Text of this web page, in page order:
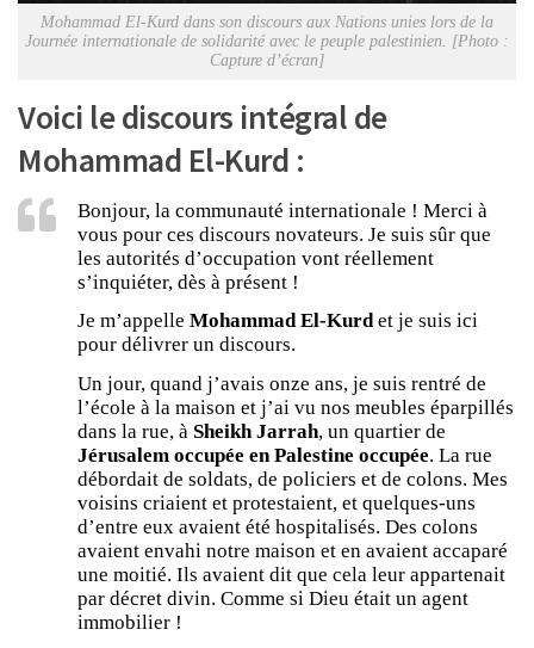
Mohammad El-Kurd dans son discours aux Nations unies lors de la
Journée internationale de solidarité avec le peuple palestinien. [Photo :
Capture d’écran]
Voici le discours intégral de
Mohammad El-Kurd :
Bonjour, la communauté internationale ! Merci à
vous pour ces discours novateurs. Je suis sûr que
les autorités d’occupation vont réellement
s’inquiéter, dès à présent !
Je m’appelle Mohammad El-Kurdet je suis ici
pour délivrer un discours.
Un jour, quand j’avais onze ans, je suis rentré de
l’école à la maison et j’ai vu nos meubles éparpillés
dans la rue, à Sheikh Jarrah, un quartier de
Jérusalem occupée en Palestine occupée. La rue
débordait de soldats, de policiers et de colons. Mes
voisins criaient et protestaient, et quelques-uns
d’entre eux avaient été hospitalisés. Des colons
avaient envahi notre maison et en avaient accaparé
une moitié. Ils avaient dit que cela leur appartenait
par décret divin. Comme si Dieu était un agent
immobilier !